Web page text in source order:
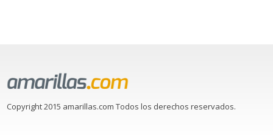
Copyright 2015 amarillas.com Todos los derechos reservados.